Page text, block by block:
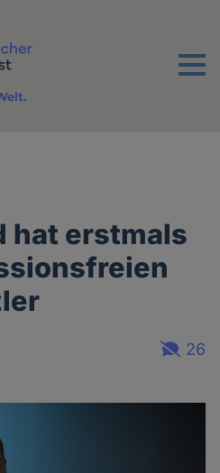
Menu
hat erstmals
26